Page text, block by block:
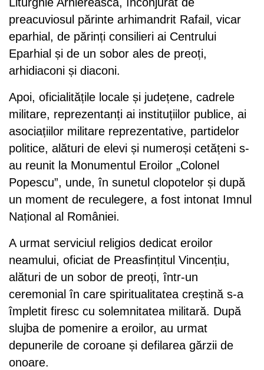
Liturghie Arhierească, înconjurat de
preacuviosul părinte arhimandrit Rafail, vicar
eparhial, de părinți consilieri ai Centrului
Eparhial și de un sobor ales de preoți,
arhidiaconi și diaconi.
Apoi, oficialitățile locale și județene, cadrele
militare, reprezentanți ai instituțiilor publice, ai
asociațiilor militare reprezentative, partidelor
politice, alături de elevi și numeroși cetățeni s-
au reunit la Monumentul Eroilor „Colonel
Popescu”, unde, în sunetul clopotelor și după
un moment de reculegere, a fost intonat Imnul
Național al României.
A urmat serviciul religios dedicat eroilor
neamului, oficiat de Preasfințitul Vincențiu,
alături de un sobor de preoți, într-un
ceremonial în care spiritualitatea creștină s-a
împletit firesc cu solemnitatea militară. După
slujba de pomenire a eroilor, au urmat
depunerile de coroane și defilarea gărzii de
onoare.